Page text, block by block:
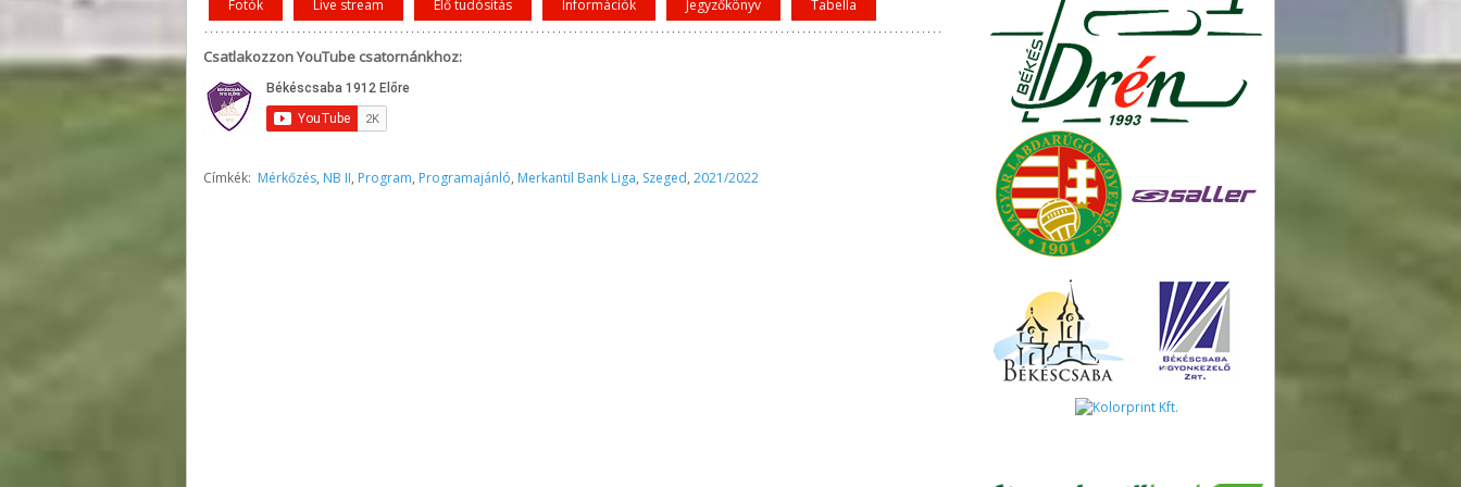
Fotók Live stream Élő tudósítás Információk Jegyzőkönyv Tabella
Csatlakozzon YouTube csatornánkhoz:
Címkék: Mérkőzés, NB II, Program, Programajánló, Merkantil Bank Liga, Szeged, 2021/2022